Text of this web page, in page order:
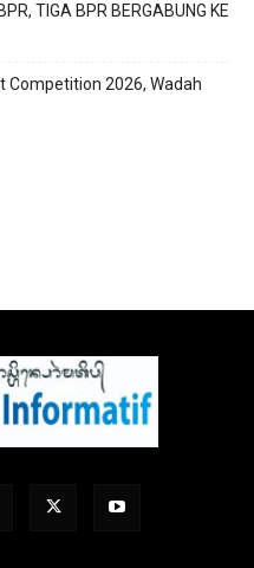
TIGA BPR BERGABUNG KE
Competition 2026, Wadah